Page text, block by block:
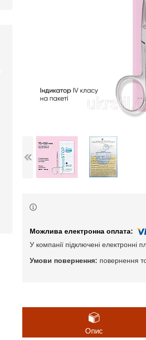
У компанії підключені електронні
повернення
Опис